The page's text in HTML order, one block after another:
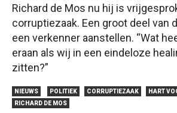
Richard de Mos nu hij is
corruptiezaak. Een groot deel van
een verkenner aanstellen. “Wat
eraan als wij in een eindeloze
zitten?”
NIEUWS POLITIEK CORRUPTIEZAAK
HART
RICHARD DE MOS